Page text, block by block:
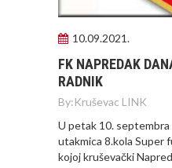
10.09.2021.
FK NAPREDAK
RADNIK
By:Kruševac LINK
U petak 10. septembra
utakmica 8.kola Super
kojoj kruševački